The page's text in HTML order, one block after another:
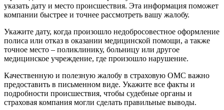
указать дату и место происшествия. Эта информация поможет
компании быстрее и точнее рассмотреть вашу жалобу.
Укажите дату, когда произошло недобросовестное оформление
полиса или отказ в оказании медицинской помощи, а также
точное место – поликлинику, больницу или другое
медицинское учреждение, где произошло нарушение.
Качественную и полезную жалобу в страховую ОМС важно
предоставить в письменном виде. Укажите все факты и
подробности происшествия, чтобы судебные органы и
страховая компания могли сделать правильные выводы.